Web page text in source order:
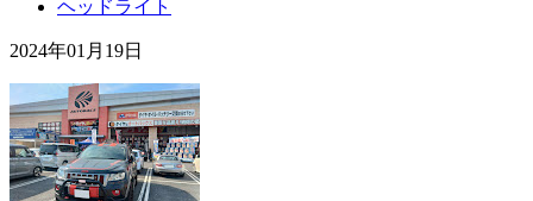
ヘッドライト
2024年01月19日